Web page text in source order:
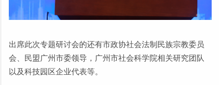
出席此次专题研讨会的还有市政协社会法制民族宗教委员
会、民盟广州市委领导，广州市社会科学院相关研究团队
以及科技园区企业代表等。